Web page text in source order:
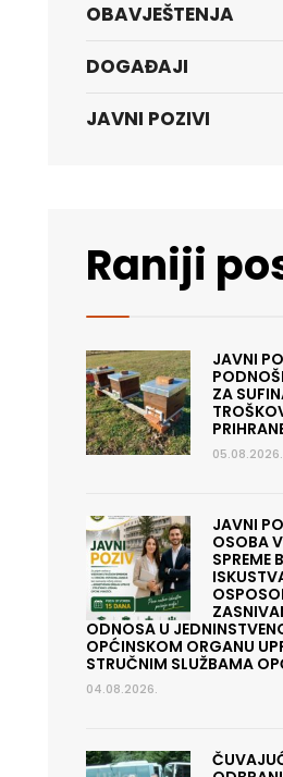
OBAVJEŠTENJA
DOGAĐAJI
JAVNI POZIVI
Raniji
JAVNI
ZA
05.08.2026.
JAVNI
OSOBA
SPREME
ODNOSA U
OPĆINSKOM ORGANU
STRUČNIM SLUŽBAMA
04.08.2026.